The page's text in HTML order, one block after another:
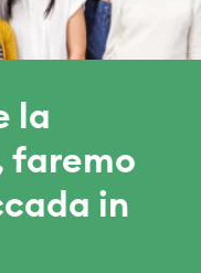
la
faremo
in